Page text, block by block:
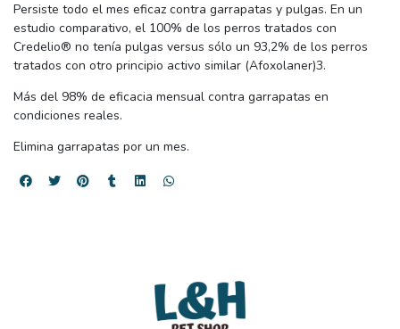
Persiste todo el mes eficaz contra garrapatas y pulgas. En un
estudio comparativo, el 100% de los perros tratados con
Credelio® no tenía pulgas versus sólo un 93,2% de los perros
tratados con otro principio activo similar (Afoxolaner)3.
Más del 98% de eficacia mensual contra garrapatas en
condiciones reales.
Elimina garrapatas por un mes.